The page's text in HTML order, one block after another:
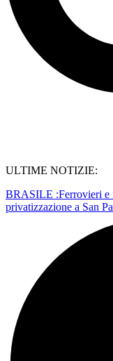
ULTIME NOTIZIE:
BRASILE :Ferrovieri e
privatizzazione a San